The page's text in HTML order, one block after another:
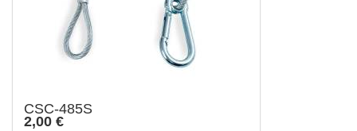
CSC-485S
2,00 €